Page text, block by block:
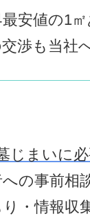
安値の1
渉も当社
じまいに
への事前相
り・情報収